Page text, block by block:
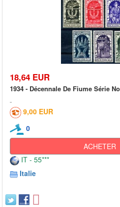
18,64 EUR
1934 - Décennale De Fiume Série
9,00 EUR
0
ACHETER
IT - 55***
Italie